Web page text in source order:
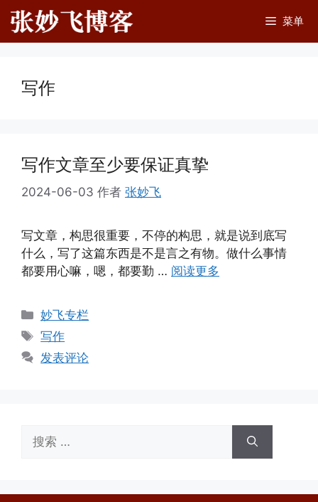
跳
至
内
菜单
写作
写作文章至少要保证真挚
2024-06-03 作者 张妙飞
写文章，构思很重要，不停的构思，就是说到底写
什么，写了这篇东西是不是言之有物。做什么事情
都要用心嘛，嗯，都要勤 … 阅读更多
分
类
妙飞专栏
标
签
写作
发表评论
索：